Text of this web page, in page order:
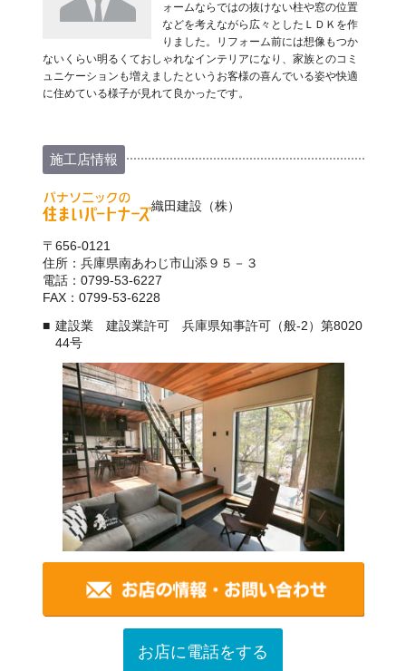
ォームならではの抜けない柱や窓の位置
などを考えながら広々としたＬＤＫを作
りました。リフォーム前には想像もつか
ないくらい明るくておしゃれなインテリアになり、家族とのコミ
ュニケーションも増えましたというお客様の喜んでいる姿や快適
に住めている様子が見れて良かったです。
施工店情報
織田建設（株）
〒656-0121
住所：兵庫県南あわじ市山添９５－３
電話：0799-53-6227
FAX：0799-53-6228
建設業 建設業許可 兵庫県知事許可（般-2）第8020
44号
お店に電話をする